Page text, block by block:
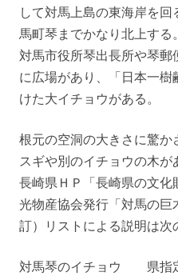
して対馬上島の東海岸を
馬町琴までかなり北上する。
対馬市役所琴出長所や琴
に広場があり、「日本一
けた大イチョウがある。
根元の空洞の大きさに驚
スギや別のイチョウの木
長崎県ＨＰ「長崎県の文
光物産協会発行「対馬の
訂）リストによる説明は次
対馬琴のイチョウ 県指